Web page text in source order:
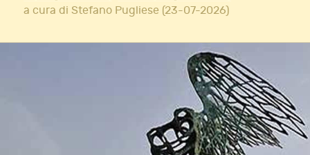
a cura di Stefano Pugliese (23-07-2026)